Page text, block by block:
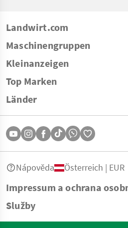
Landwirt.com
Maschinengruppen
Kleinanzeigen
Top Marken
Länder
Impressum a ochrana
Služby
Nápověda Österreich | EUR